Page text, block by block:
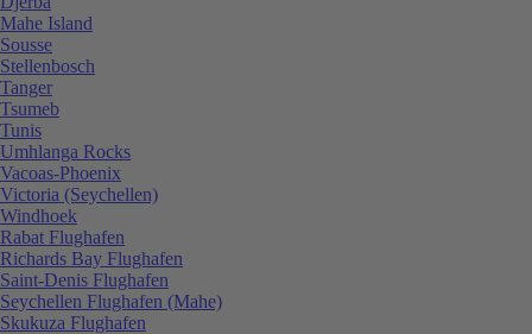
Mahe Island
Sousse
Stellenbosch
Tanger
Tsumeb
Tunis
Umhlanga Rocks
Vacoas-Phoenix
Victoria (Seychellen)
Windhoek
Rabat Flughafen
Richards Bay Flughafen
Saint-Denis Flughafen
Seychellen Flughafen (Mahe)
Skukuza Flughafen